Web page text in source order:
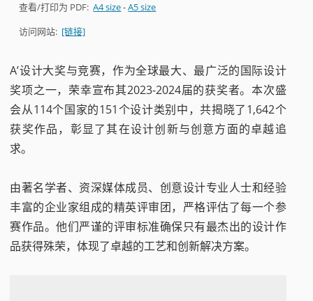
查看/打印为 PDF:A4 size-A5 size
访问网站: [链接]
A’设计大奖与竞赛，作为全球最大、最广泛的国际设计
奖项之一，荣幸宣布其2023-2024届的获奖者。本次盛
会从114个国家的151个设计类别中，共揭晓了1,642个
获奖作品，彰显了其在设计创新与创意方面的卓越追
求。
由著名学者、资深媒体成员、创意设计专业人士和经验
丰富的企业家组成的精英评审团，严格评估了每一个参
赛作品。他们严谨的评审标准确保只有最杰出的设计作
品获得殊荣，体现了卓越的工艺和创新解决方案。